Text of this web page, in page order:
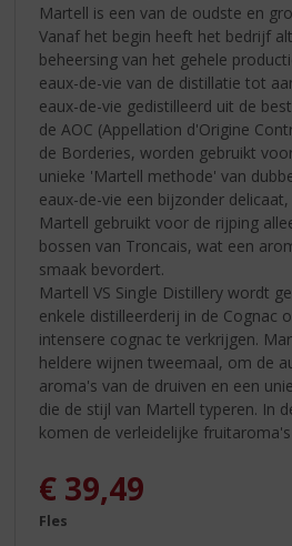
Martell is een van de oudste en
Vanaf het begin heeft het bedrijf
beheersing van het gehele
eaux-de-vie van de distillatie tot
eaux-de-vie gedistilleerd uit de
de AOC (Appellation d'Origine
de Borderies, worden gebruikt
unieke 'Martell methode' van
eaux-de-vie een bijzonder
Martell gebruikt voor de rijping
bossen van Troncais, wat een
smaak bevordert.
Martell VS Single Distillery wordt
enkele distilleerderij in de Cognac
intensere cognac te verkrijgen.
heldere wijnen tweemaal, om de
aroma's van de druiven en een
die de stijl van Martell typeren. In
komen de verleidelijke
€ 39,49
Fles